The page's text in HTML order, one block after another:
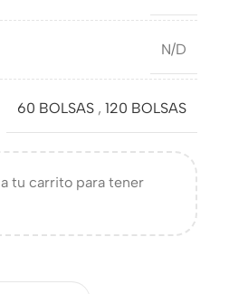
N/D
60 BOLSAS , 120 BOLSAS
a tu carrito para tener